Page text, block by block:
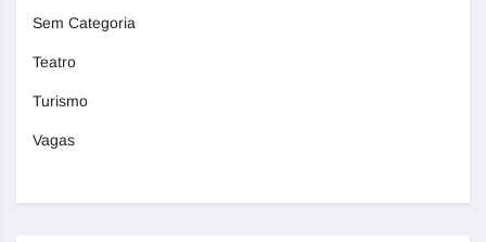
Sem Categoria
Teatro
Turismo
Vagas